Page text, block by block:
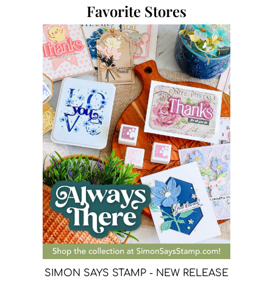
Favorite Stores
SIMON SAYS STAMP - NEW RELEASE